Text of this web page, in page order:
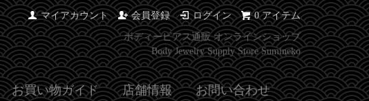
マイアカウント 会員登録 ログイン 0 アイテム
ボディーピアス通販 オンラインショップ
Body Jewelry Supply Store Sumineko
お買い物ガイド 店舗情報 お問い合わせ